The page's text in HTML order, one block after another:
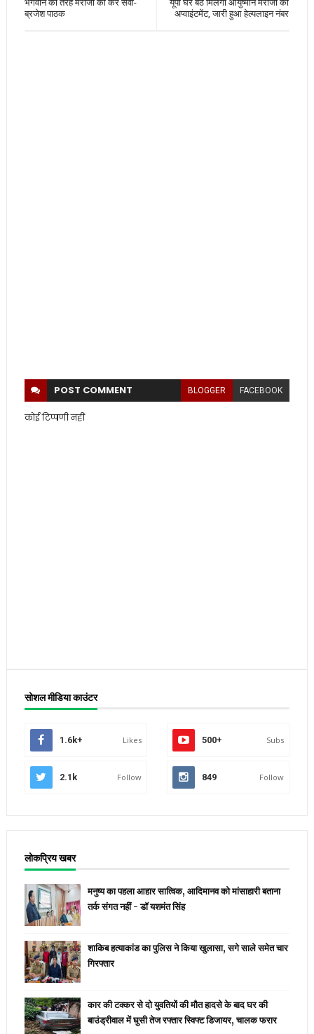
यूपी घर बैठे मिलेगा आयुष्मान मरीजों को
अप्वाइंटमेंट, जारी हुआ हेल्पलाइन नंबर
भगवान की तरह मरीजों की करें सेवा-
ब्रजेश पाठक
POST COMMENT BLOGGER FACEBOOK
कोई टिप्पणी नहीं
सोशल मीडिया काउंटर
1.6k+ Likes 500+ Subs
2.1k Follow 849 Follow
लोकप्रिय खबर
मनुष्य का पहला आहार सात्विक, आदिमानव को मांसाहारी बताना
तर्क संगत नहीं - डॉ यशमंत सिंह
शाकिब हत्याकांड का पुलिस ने किया खुलासा, सगे साले समेत चार
गिरफ्तार
कार की टक्कर से दो युवतियों की मौत हादसे के बाद घर की
बाउंड्रीवाल में घुसी तेज रफ्तार स्विफ्ट डिजायर, चालक फरार